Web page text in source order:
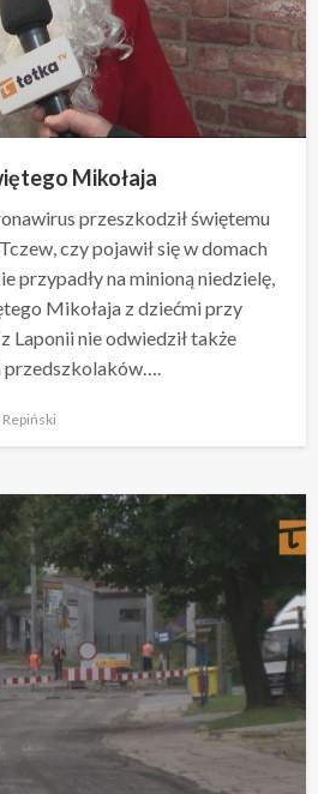
Mikołaja
przeszkodził świętemu
czy pojawił się w domach
przypadły na minioną niedzielę,
Mikołaja z dziećmi przy
Laponii nie odwiedził także